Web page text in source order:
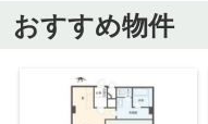
おすすめ物件